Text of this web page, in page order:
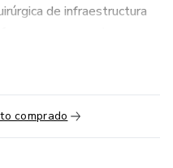
de infraestructura
de autoridad.
ejes críticos para
comprado